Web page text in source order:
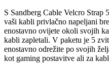
organizator
kablov
količina
S Sandberg Cable Velcro Strap
vaši kabli privlačno napeljani
enostavno ovijete okoli svojih
kabli zapletali. V paketu je 5
enostavno odrežite po svojih
kot gaming postavitve ali za